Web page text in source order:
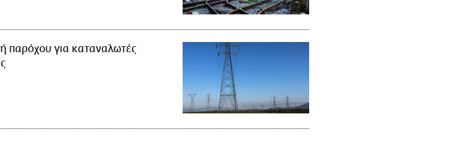
παρόχου για καταναλωτές